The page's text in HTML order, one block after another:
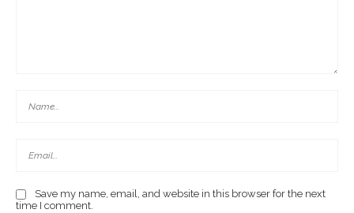
Save my name, email, and website in this browser for the next
time I comment.